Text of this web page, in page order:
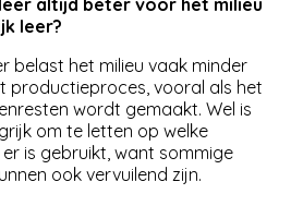
leer?
belast het milieu vaak minder
productieproces, vooral als het
wordt gemaakt. Wel is
om te letten op welke
is gebruikt, want sommige
ook vervuilend zijn.